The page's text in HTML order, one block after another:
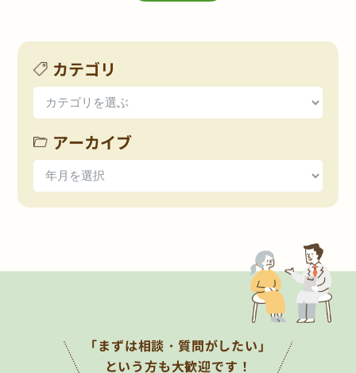
カテゴリ
アーカイブ
「まずは相談・質問がしたい」
という方も大歓迎です！